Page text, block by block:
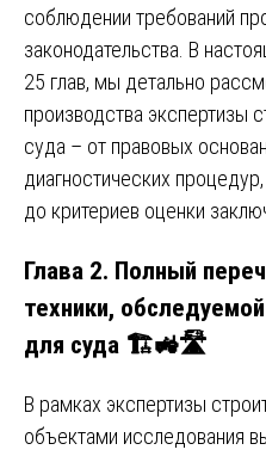
соблюдении требований
законодательства. В
25 глав, мы детально
производства экспертизы
суда – от правовых
диагностических
до критериев оценки
Глава 2. Полный
техники,
для суда 🏗️🚜🛣️
В рамках экспертизы
объектами исследования